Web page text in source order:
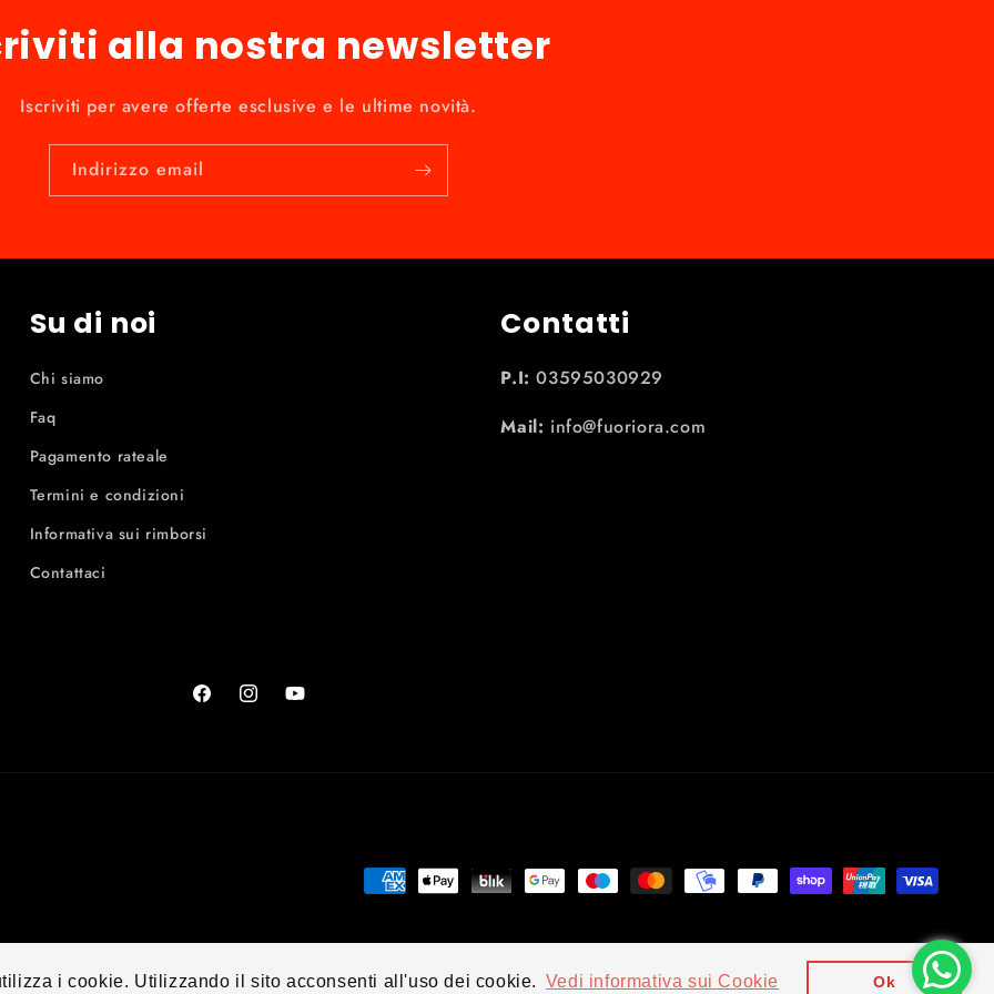
i cookie. Utilizzando il sito acconsenti all'uso dei cookie. Vedi informativa sui Cookie Ok
alla nostra newsletter
Iscriviti per avere offerte esclusive e le ultime novità.
Indirizzo email
Su di noi
Chi siamo
Faq
Pagamento rateale
Termini e condizioni
Informativa sui rimborsi
Contattaci
Contatti
P.I: 03595030929
Mail: info@fuoriora.com
FacebookInstagramYouTube
Metodi
pagamento